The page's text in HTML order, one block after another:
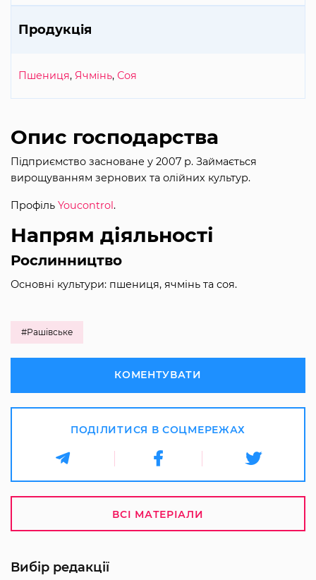
Продукція
Пшениця, Ячмінь, Соя
Опис господарства
Підприємство засноване у 2007 р. Займається
вирощуванням зернових та олійних культур.
Профіль Youcontrol.
Напрям діяльності
Рослинництво
Основні культури: пшениця, ячмінь та соя.
#Рашівське
КОМЕНТУВАТИ
ПОДІЛИТИСЯ В СОЦМЕРЕЖАХ
ВСІ МАТЕРІАЛИ
Вибір редакції